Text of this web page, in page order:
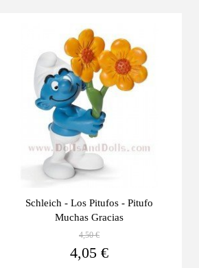
Schleich - Los Pitufos - Pitufo
Muchas Gracias
4,50 €
4,05 €